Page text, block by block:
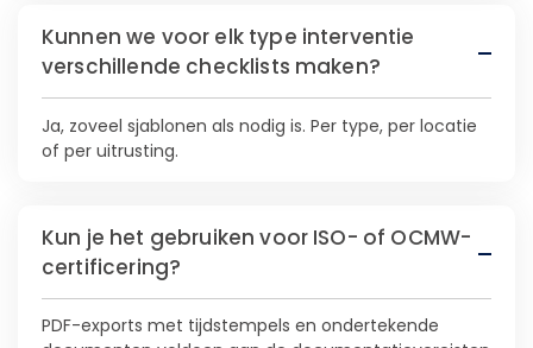
Kunnen we voor elk type interventie
verschillende checklists maken?
Ja, zoveel sjablonen als nodig is. Per type, per locatie
of per uitrusting.
Kun je het gebruiken voor ISO- of OCMW-
certificering?
PDF-exports met tijdstempels en ondertekende